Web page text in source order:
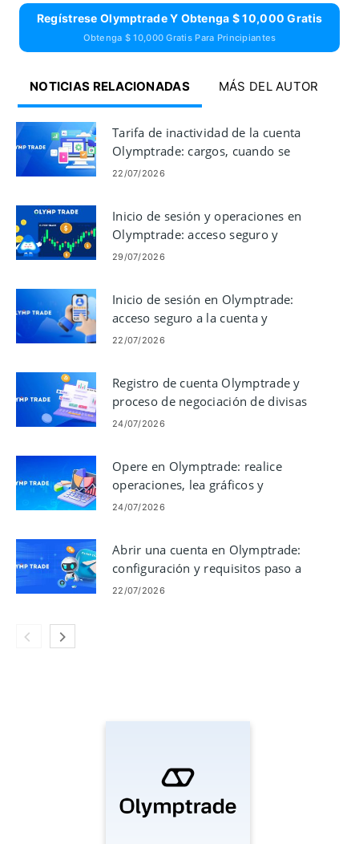
Regístrese Olymptrade Y Obtenga $ 10,000 Gratis
Obtenga $ 10,000 Gratis Para Principiantes
NOTICIAS RELACIONADAS MÁS DEL AUTOR
Tarifa de inactividad de la cuenta
Olymptrade: cargos, cuando se
aplican
22/07/2026
Inicio de sesión y operaciones en
Olymptrade: acceso seguro y
realización de operaciones
29/07/2026
Inicio de sesión en Olymptrade:
acceso seguro a la cuenta y
solución de problemas
22/07/2026
Registro de cuenta Olymptrade y
proceso de negociación de divisas
24/07/2026
Opere en Olymptrade: realice
operaciones, lea gráficos y
gestione el riesgo
24/07/2026
Abrir una cuenta en Olymptrade:
configuración y requisitos paso a
paso
22/07/2026